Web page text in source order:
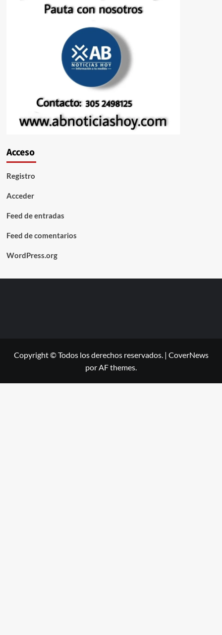
Acceso
Registro
Acceder
Feed de entradas
Feed de comentarios
WordPress.org
Copyright © Todos los derechos reservados. | CoverNews
por AF themes.